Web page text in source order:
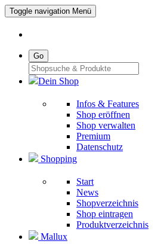
Toggle navigation Menü
Go
Dein Shop
Infos & Features
Shop eröffnen
Shop verwalten
Premium
Datenschutz
Shopping
Start
News
Shopverzeichnis
Shop eintragen
Produktverzeichnis
Mallux